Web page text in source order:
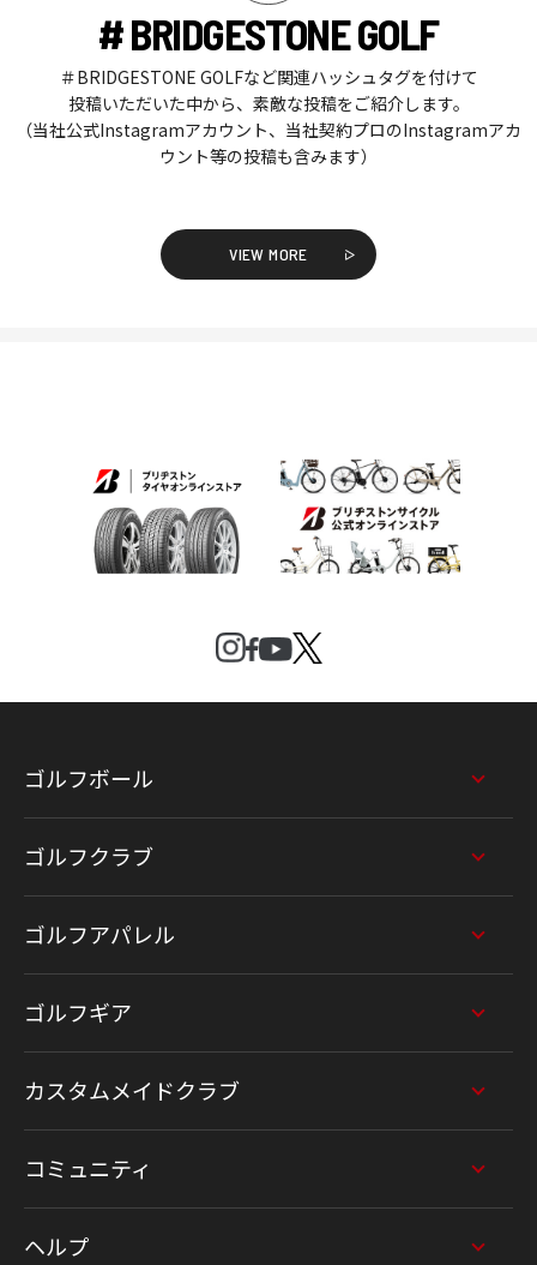
# BRIDGESTONE GOLF
＃BRIDGESTONE GOLFなど関連ハッシュタグを付けて
投稿いただいた中から、素敵な投稿をご紹介します。
（当社公式Instagramアカウント、当社契約プロのInstagramアカ
ウント等の投稿も含みます）
VIEW MORE
ゴルフボール
ゴルフクラブ
ゴルフアパレル
ゴルフギア
カスタムメイドクラブ
コミュニティ
ヘルプ